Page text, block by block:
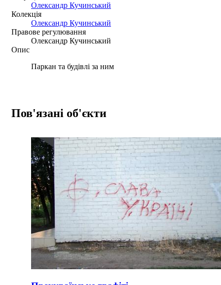
Олександр Кучинський
Колекція
Олександр Кучинський
Правове регулювання
Олександр Кучинський
Опис
Паркан та будівлі за ним
Пов'язані об'єкти